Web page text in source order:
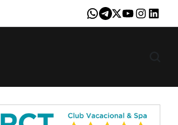
Whatsapp
Telegram
X YoutubeInstagram